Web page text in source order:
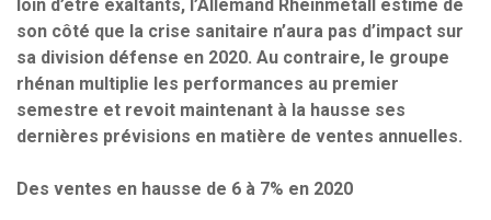
loin d’être exaltants, l’Allemand Rheinmetall estime de
son côté que la crise sanitaire n’aura pas d’impact sur
sa division défense en 2020. Au contraire, le groupe
rhénan multiplie les performances au premier
semestre et revoit maintenant à la hausse ses
dernières prévisions en matière de ventes annuelles.
Des ventes en hausse de 6 à 7% en 2020